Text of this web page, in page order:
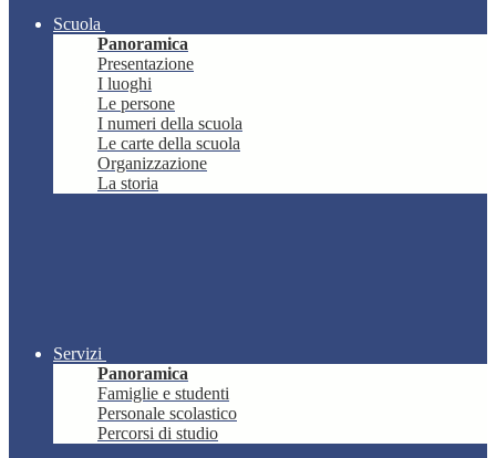
Scuola
Panoramica
Presentazione
I luoghi
Le persone
I numeri della scuola
Le carte della scuola
Organizzazione
La storia
Servizi
Panoramica
Famiglie e studenti
Personale scolastico
Percorsi di studio